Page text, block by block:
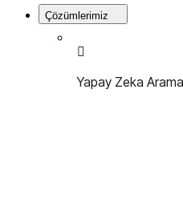
Çözümlerimiz
Yapay Zeka